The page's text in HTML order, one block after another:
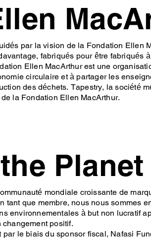
par la vision de la Fondation Ellen
fabriqués pour être fabriqués
Ellen MacArthur est une
circulaire et à partager les
des déchets. Tapestry, la société
la Fondation Ellen MacArthur.
Planet
mondiale croissante de
que membre, nous nous sommes
environnementales à but non lucratif
changement positif.
le biais du sponsor fiscal, Nafasi